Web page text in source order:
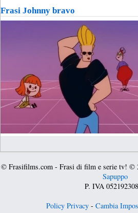
Frasi Johnny bravo
© Frasifilms.com - Frasi di film e serie tv! ©
Sapuppo
P. IVA
Policy Privacy- Cambia